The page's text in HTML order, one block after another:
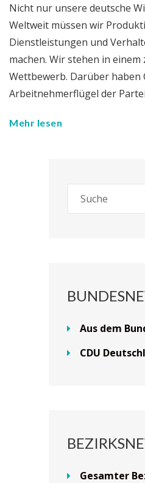
Nicht nur unsere deutsche
Weltweit müssen wir
Dienstleistungen und
machen. Wir stehen in
Wettbewerb. Darüber haben
Arbeitnehmerflügel der
Mehr lesen
Aus dem
CDU
Gesamter